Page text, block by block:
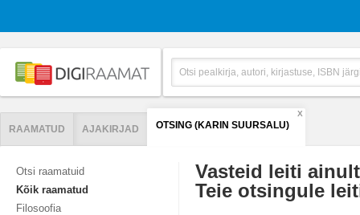
RAAMATUD AJAKIRJAD OTSING (KARIN SUURSALU)
X
Otsi raamatuid
Kõik raamatud
Filosoofia
Vasteid leiti
Teie otsingule